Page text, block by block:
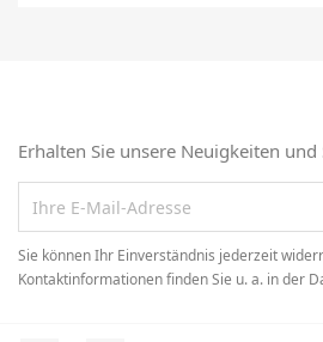
Erhalten Sie unsere Neuigkeiten
Sie können Ihr Einverständnis jederzeit
Kontaktinformationen finden Sie u. a. in der